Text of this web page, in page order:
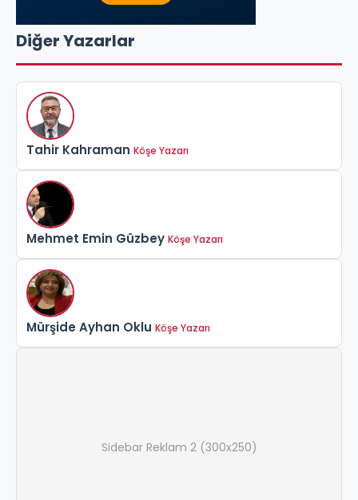
Diğer Yazarlar
Tahir Kahraman Köşe Yazarı
Mehmet Emin Güzbey Köşe Yazarı
Mürşide Ayhan Oklu Köşe Yazarı
Sidebar Reklam 2 (300x250)